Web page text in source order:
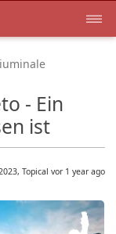
- Ein
ist
Topical vor 1 year ago